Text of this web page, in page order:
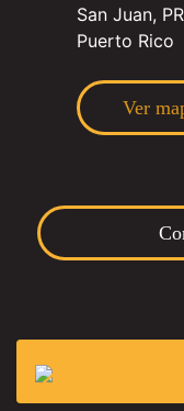
San Juan,
Puerto Rico
Ver